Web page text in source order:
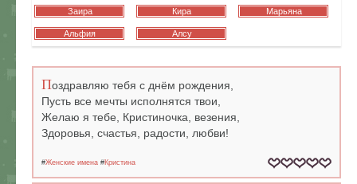
Заира Кира Марьяна
Альфия Алсу
Поздравляю тебя с днём рождения,
Пусть все мечты исполнятся твои,
Желаю я тебе, Кристиночка, везения,
Здоровья, счастья, радости, любви!
#Женские имена #Кристина